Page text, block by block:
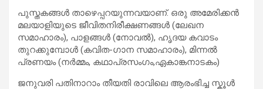
പുസ്തകങ്ങൾ താഴെപ്പറയുന്നവയാണ്. ഒരു അമേരിക്കൻ
മലയാളിയുടെ ജീവിതനിരീക്ഷണങ്ങൾ (ലേഖന
സമാഹാരം), പാളങ്ങൾ (നോവൽ), ഹൃദയ കവാടം
തുറക്കുമ്പോൾ (കവിത-ഗാന സമാഹാരം), മിന്നൽ
പ്രണയം (നർമ്മം, കഥാപ്രസംഗം,ഏകാങ്കനാടകം)
ജനുവരി പതിനാറാം തീയതി രാവിലെ ആരംഭിച്ച സ്കൂൾ